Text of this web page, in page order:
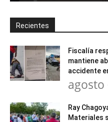
Recientes
Fiscalía
mantiene
accidente
agosto
Ray
Materiales